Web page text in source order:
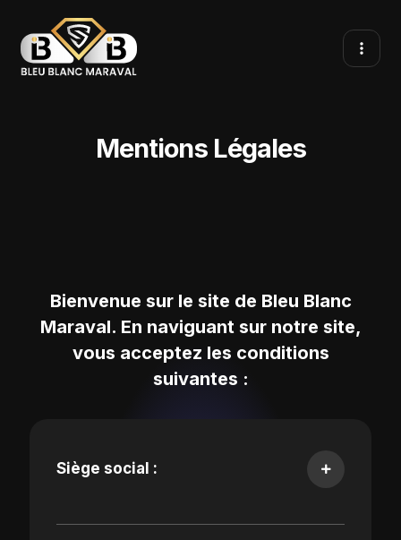
Mentions Légales
Bienvenue sur le site de Bleu Blanc
Maraval. En naviguant sur notre site,
vous acceptez les conditions
suivantes :
Siège social :